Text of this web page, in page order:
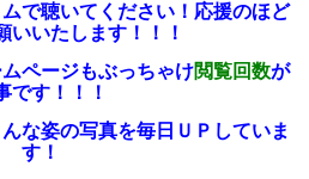
で聴いてください！ 応援のほど
いいたします！！！
ページもぶっちゃけ閲覧回数が
です！！！
な姿の写真を毎日ＵＰしていま
す！